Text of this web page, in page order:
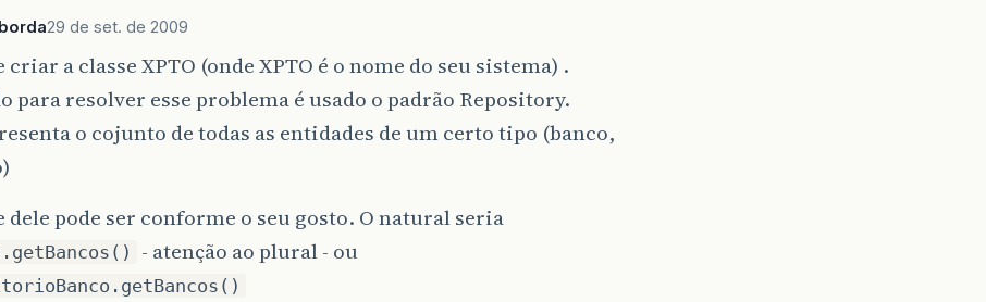
29 de set. de 2009
criar a classe XPTO (onde XPTO é o nome do seu sistema) .
para resolver esse problema é usado o padrão Repository.
o cojunto de todas as entidades de um certo tipo (banco,
dele pode ser conforme o seu gosto. O natural seria
- atenção ao plural - ou